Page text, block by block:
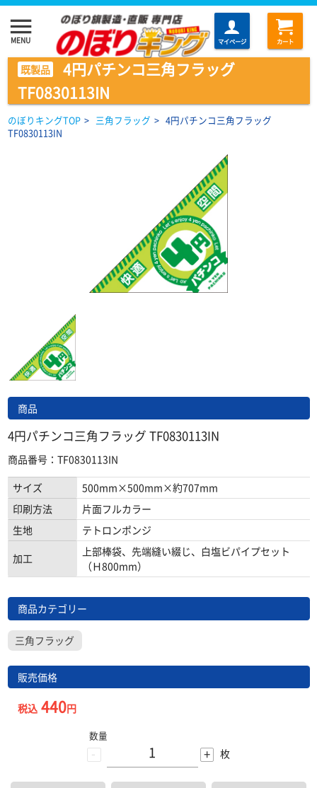
menu
MENU マイページ カート
既製品
4円パチンコ三角フラッグ
TF0830113IN
のぼりキングTOP > 三角フラッグ > 4円パチンコ三角フラッグ
TF0830113IN
商品
4円パチンコ三角フラッグ TF0830113IN
商品番号：TF0830113IN
サイズ
500mm×500mm×約707mm
印刷方法
片面フルカラー
生地
テトロンポンジ
加工
上部棒袋、先端縫い綴じ、白塩ビパイプセット
（Ｈ800mm）
商品カテゴリー
三角フラッグ
販売価格
税込440円
-
数量
+ 枚